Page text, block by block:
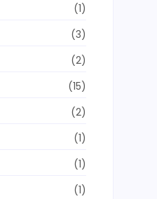
(1)
(3)
(2)
(15)
(2)
(1)
(1)
(1)